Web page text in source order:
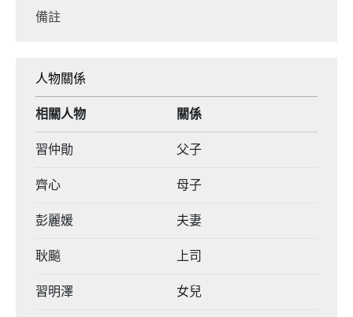
備註
人物關係
相關人物 關係
習仲勛 父子
齊心 母子
彭麗媛 夫妻
耿飈 上司
習明澤 女兒